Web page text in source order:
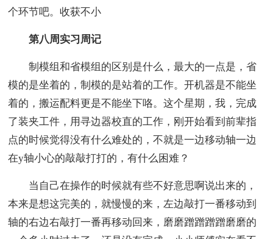
个环节吧。收获不小
第八周实习周记
制模组和省模组的区别是什么，最大的一点是，省
模的是坐着的，制模的是站着的工作。开机器是不能坐
着的，搬运配料更是不能坐下咯。这个星期，我，完成
了装夹工件，用寻边器校直的工作，刚开始看到前辈指
点的时候觉得没有什么难处的，不就是一边移动轴一边
在y轴小心的敲敲打打的，有什么困难？
当自己在操作的时候就有些不好意思啊说出来的，
本来是想这完美的，就慢慢的来，左边敲打一番移动到
轴的右边右敲打一番再移动回来，磨磨蹭蹭蹭蹭磨磨的